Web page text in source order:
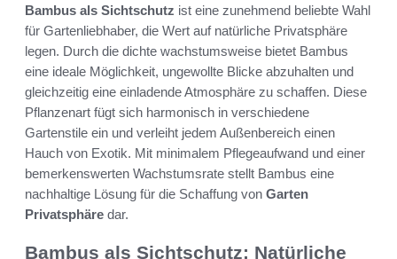
Bambus als Sichtschutz ist eine zunehmend beliebte Wahl
für Gartenliebhaber, die Wert auf natürliche Privatsphäre
legen. Durch die dichte wachstumsweise bietet Bambus
eine ideale Möglichkeit, ungewollte Blicke abzuhalten und
gleichzeitig eine einladende Atmosphäre zu schaffen. Diese
Pflanzenart fügt sich harmonisch in verschiedene
Gartenstile ein und verleiht jedem Außenbereich einen
Hauch von Exotik. Mit minimalem Pflegeaufwand und einer
bemerkenswerten Wachstumsrate stellt Bambus eine
nachhaltige Lösung für die Schaffung von Garten
Privatsphäre dar.
Bambus als Sichtschutz: Natürliche